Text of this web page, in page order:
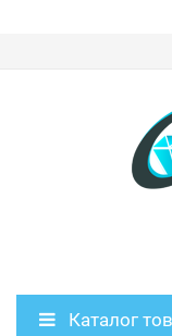
Каталог